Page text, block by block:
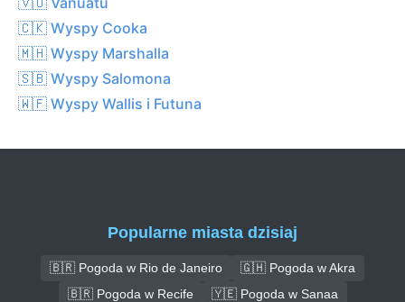
🇨🇰 Wyspy Cooka
🇲🇭 Wyspy Marshalla
🇸🇧 Wyspy Salomona
🇼🇫 Wyspy Wallis i Futuna
Popularne miasta dzisiaj
🇧🇷 Pogoda w Rio de Janeiro
🇬🇭 Pogoda w Akra
🇧🇷 Pogoda w Recife
🇾🇪 Pogoda w Sanaa